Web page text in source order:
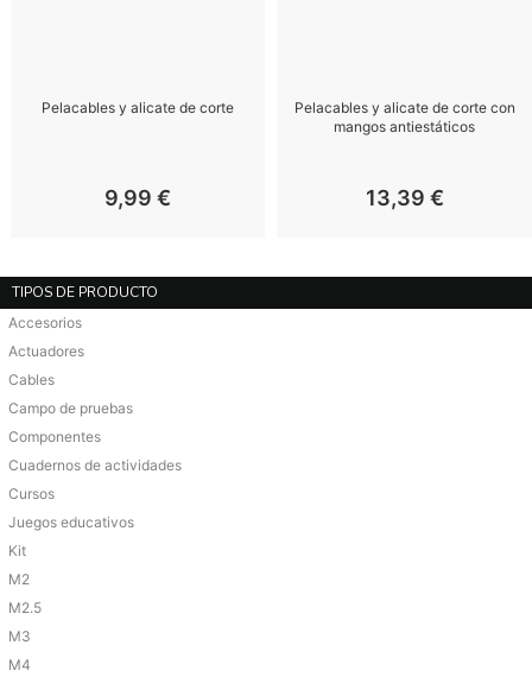
Pelacables y alicate de corte
9,99 €
Pelacables y alicate de corte con
mangos antiestáticos
13,39 €
TIPOS DE PRODUCTO
Accesorios
Actuadores
Cables
Campo de pruebas
Componentes
Cuadernos de actividades
Cursos
Juegos educativos
Kit
M2
M2.5
M3
M4